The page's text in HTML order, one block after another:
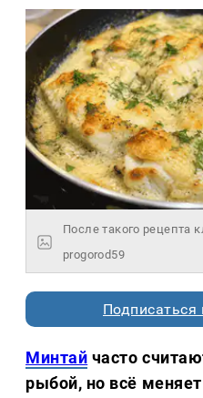
После такого рецепта
progorod59
Подписаться
Минтай часто
рыбой, но всё